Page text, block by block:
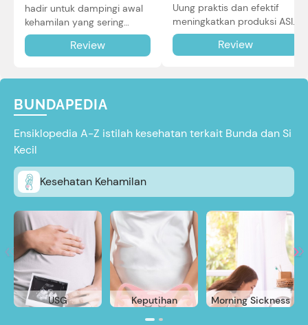
hadir untuk dampingi awal
kehamilan yang sering
diiringi dengan mual dan
muntah. Simak reviewnya di
Review
Uung praktis dan efektif
meningkatkan produksi ASI
Bunda untuk Si Kecil. Simak
review lengkapnya di sini.
Review
BUNDAPEDIA
Ensiklopedia A-Z istilah kesehatan terkait Bunda dan Si
Kecil
Kesehatan Kehamilan
USG Keputihan Morning Sickness